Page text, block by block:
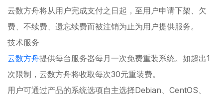
云数方舟将从用户完成支付之日起，至用户申请下架、欠
费、不续费、遗忘续费而被注销为止为用户提供服务。
技术服务
云数方舟提供每台服务器每月一次免费重装系统。如超出1
次限制，云数方舟将收取每次30元重装费。
用户可通过产品的系统选项自主选择Debian、CentOS、